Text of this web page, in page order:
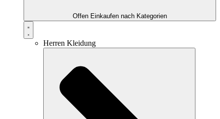
Offen Einkaufen nach Kategorien
Herren Kleidung